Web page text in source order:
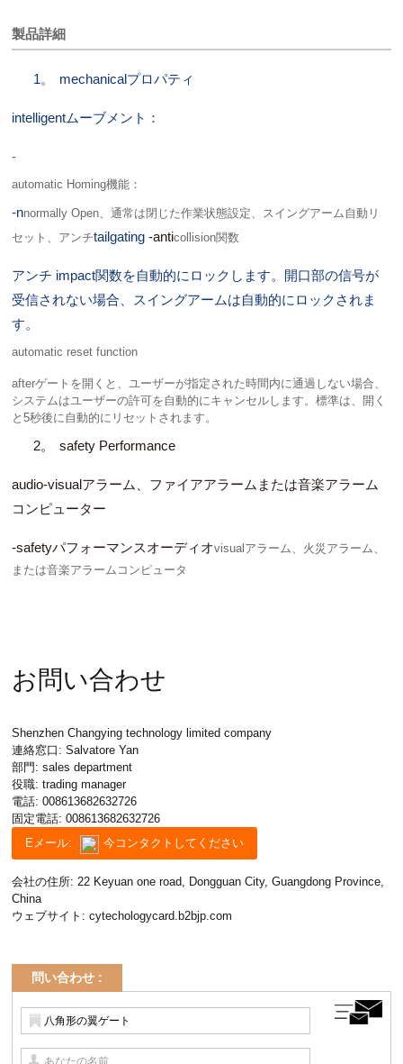
製品詳細
1。 mechanicalプロパティ
intelligentムーブメント：
-
automatic Homing機能：
-nnormally Open、通常は閉じた作業状態設定、スイングアーム自動リ
セット、アンチtailgating-anticollision関数
アンチ impact関数を自動的にロックします。開口部の信号が
受信されない場合、スイングアームは自動的にロックされま
す。
automatic reset function
afterゲートを開くと、ユーザーが指定された時間内に通過しない場合、
システムはユーザーの許可を自動的にキャンセルします。標準は、開く
と5秒後に自動的にリセットされます。
2。 safety Performance
audio-visualアラーム、ファイアアラームまたは音楽アラーム
コンピューター
-safetyパフォーマンスオーディオvisualアラーム、火災アラーム、
または音楽アラームコンピュータ
お問い合わせ
Shenzhen Changying technology limited company
連絡窓口: Salvatore Yan
部門: sales department
役職: trading manager
電話:008613682632726
固定電話:008613682632726
Eメール:
今コンタクトしてください
会社の住所: 22 Keyuan one road, Dongguan City, Guangdong Province,
China
ウェブサイト:cytechologycard.b2bjp.com
問い合わせ :